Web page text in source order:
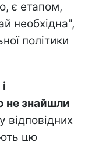
є етапом,
необхідна",
політики
не знайшли
відповідних
цю